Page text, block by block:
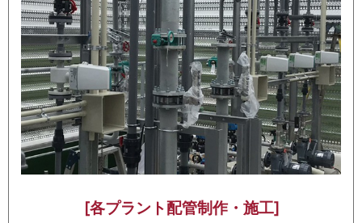
[各プラント配管制作・施工]